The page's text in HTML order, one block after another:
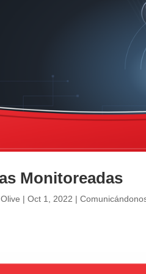
Monitoreadas
|Oct 1, 2022 |